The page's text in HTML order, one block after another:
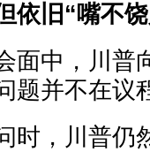
依旧“嘴不
面中，川普
题并不在议
时，川普仍